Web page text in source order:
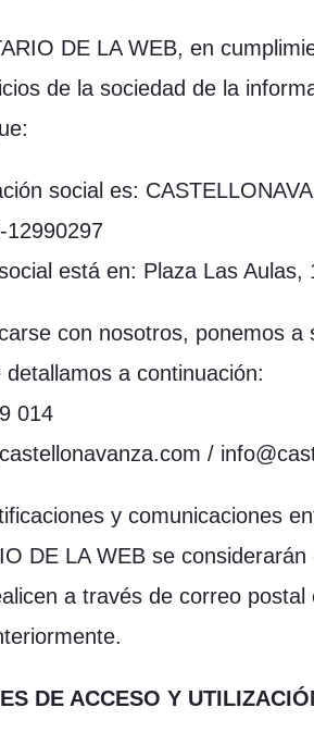
DE LA WEB, en
de la sociedad de la
social es:
12990297
está en: Plaza Las Aulas,
con nosotros, ponemos
a continuación:
014
/
y comunicaciones
DE LA WEB se
a través de correo
DE ACCESO Y